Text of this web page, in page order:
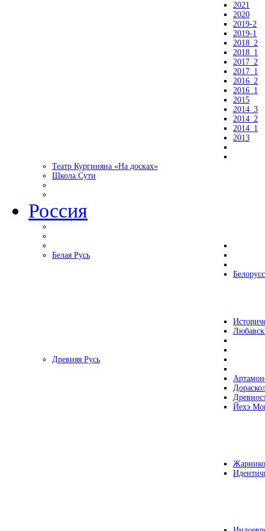
2021
2020
2019-2
2019-1
2018_2
2018_1
2017_2
2017_1
2016_2
2016_1
2015
2014_3
2014_2
2014_1
2013
Театр Кургиняна «На досках»
Школа Сути
Россия
Белая Русь
Древняя Русь
Йехэ